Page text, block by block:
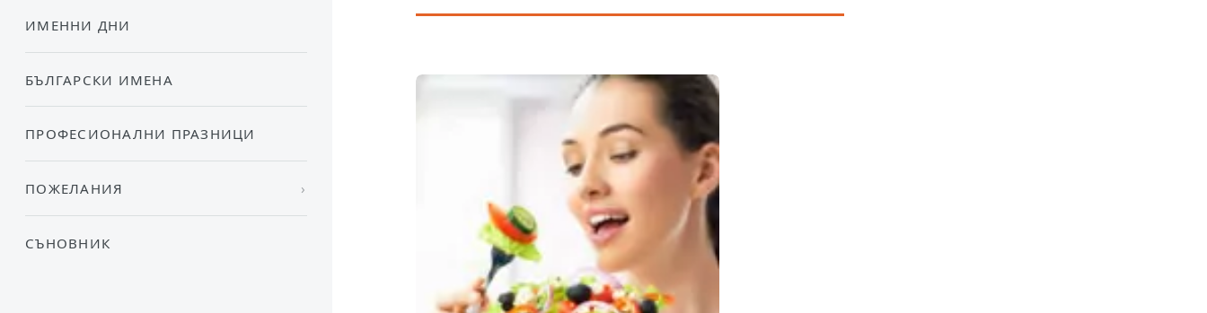
ИМЕННИ ДНИ
БЪЛГАРСКИ ИМЕНА
ПРОФЕСИОНАЛНИ ПРАЗНИЦИ
ПОЖЕЛАНИЯ
СЪНОВНИК